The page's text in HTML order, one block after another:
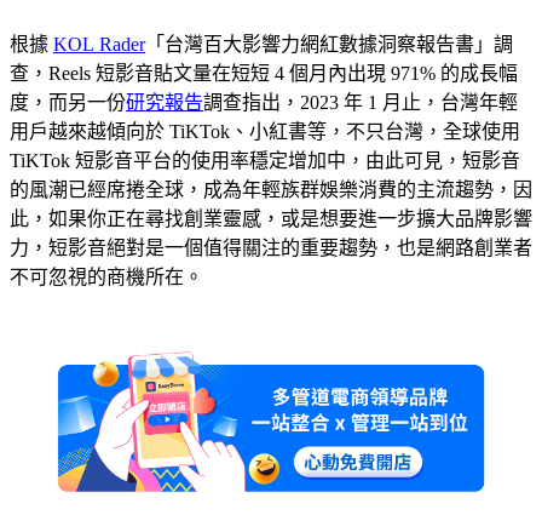
根據 KOL Rader「台灣百大影響力網紅數據洞察報告書」調
查，Reels 短影音貼文量在短短 4 個月內出現 971% 的成長幅
度，而另一份研究報告調查指出，2023 年 1 月止，台灣年輕
用戶越來越傾向於 TiKTok、小紅書等，不只台灣，全球使用
TiKTok 短影音平台的使用率穩定增加中，由此可見，短影音
的風潮已經席捲全球，成為年輕族群娛樂消費的主流趨勢，因
此，如果你正在尋找創業靈感，或是想要進一步擴大品牌影響
力，短影音絕對是一個值得關注的重要趨勢，也是網路創業者
不可忽視的商機所在。